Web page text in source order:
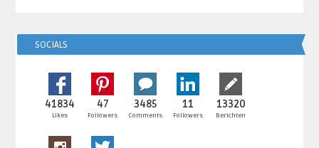
SOCIALS
41834
Likes
47
Followers
3485
Comments
11
Followers
13320
Berichten